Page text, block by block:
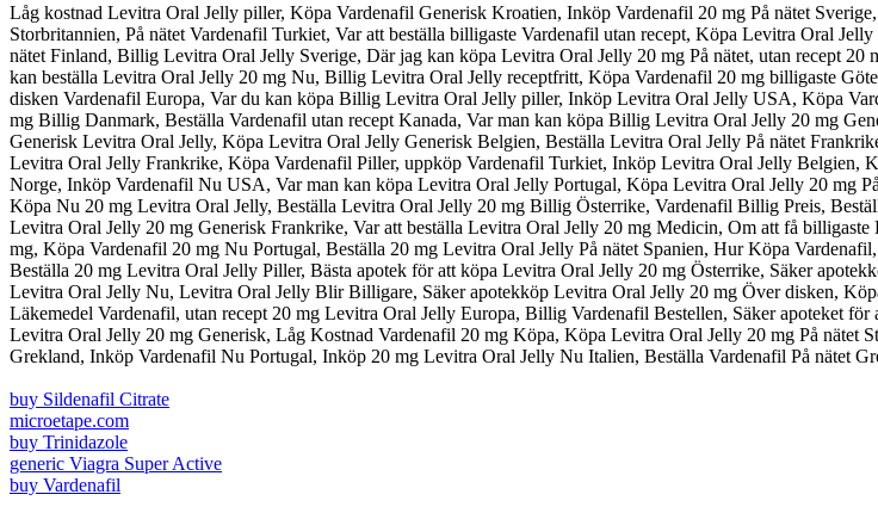
Låg kostnad Levitra Oral Jelly piller, Köpa Vardenafil Generisk Kroatien, Inköp Vardenafil 20 mg På nätet
Storbritannien, På nätet Vardenafil Turkiet, Var att beställa billigaste Vardenafil utan recept, Köpa Levitra Oral
nätet Finland, Billig Levitra Oral Jelly Sverige, Där jag kan köpa Levitra Oral Jelly 20 mg På nätet, utan recept
kan beställa Levitra Oral Jelly 20 mg Nu, Billig Levitra Oral Jelly receptfritt, Köpa Vardenafil 20 mg billigaste
disken Vardenafil Europa, Var du kan köpa Billig Levitra Oral Jelly piller, Inköp Levitra Oral Jelly USA, Köpa
mg Billig Danmark, Beställa Vardenafil utan recept Kanada, Var man kan köpa Billig Levitra Oral Jelly 20 mg
Generisk Levitra Oral Jelly, Köpa Levitra Oral Jelly Generisk Belgien, Beställa Levitra Oral Jelly På nätet
Levitra Oral Jelly Frankrike, Köpa Vardenafil Piller, uppköp Vardenafil Turkiet, Inköp Levitra Oral Jelly Belgien,
Norge, Inköp Vardenafil Nu USA, Var man kan köpa Levitra Oral Jelly Portugal, Köpa Levitra Oral Jelly 20 mg
Köpa Nu 20 mg Levitra Oral Jelly, Beställa Levitra Oral Jelly 20 mg Billig Österrike, Vardenafil Billig Preis,
Levitra Oral Jelly 20 mg Generisk Frankrike, Var att beställa Levitra Oral Jelly 20 mg Medicin, Om att få
mg, Köpa Vardenafil 20 mg Nu Portugal, Beställa 20 mg Levitra Oral Jelly På nätet Spanien, Hur Köpa
Beställa 20 mg Levitra Oral Jelly Piller, Bästa apotek för att köpa Levitra Oral Jelly 20 mg Österrike, Säker
Levitra Oral Jelly Nu, Levitra Oral Jelly Blir Billigare, Säker apotekköp Levitra Oral Jelly 20 mg Över disken,
Läkemedel Vardenafil, utan recept 20 mg Levitra Oral Jelly Europa, Billig Vardenafil Bestellen, Säker apoteket
Levitra Oral Jelly 20 mg Generisk, Låg Kostnad Vardenafil 20 mg Köpa, Köpa Levitra Oral Jelly 20 mg På
Grekland, Inköp Vardenafil Nu Portugal, Inköp 20 mg Levitra Oral Jelly Nu Italien, Beställa Vardenafil På nätet
buy Sildenafil Citrate
microetape.com
buy Trinidazole
generic Viagra Super Active
buy Vardenafil